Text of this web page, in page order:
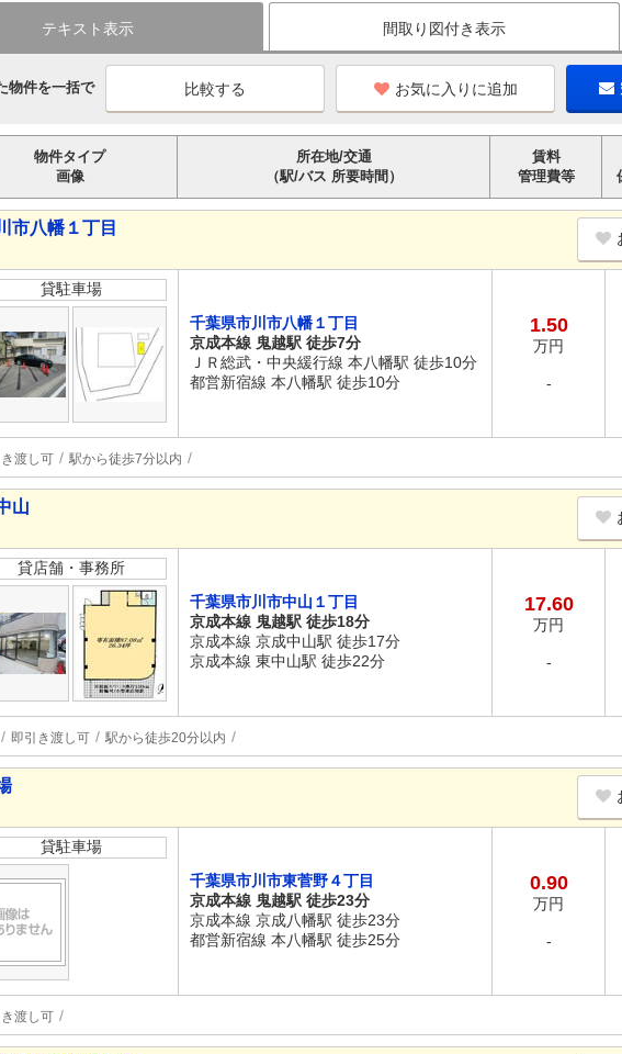
テキスト表示 間取り図付き表示
物件を一括で お気に入りに追加
物件タイプ
画像
所在地/交通
（駅/バス 所要時間）
賃料
管理費等
市八幡１丁目
貸駐車場
千葉県市川市八幡１丁目
京成本線 鬼越駅 徒歩7分
ＪＲ総武・中央緩行線 本八幡駅 徒歩10分
都営新宿線 本八幡駅 徒歩10分
1.50
万円
-
渡し可 駅から徒歩7分以内
山
貸店舗・事務所
千葉県市川市中山１丁目
京成本線 鬼越駅 徒歩18分
京成本線 京成中山駅 徒歩17分
京成本線 東中山駅 徒歩22分
17.60
万円
-
即引き渡し可 駅から徒歩20分以内
貸駐車場
千葉県市川市東菅野４丁目
京成本線 鬼越駅 徒歩23分
京成本線 京成八幡駅 徒歩23分
都営新宿線 本八幡駅 徒歩25分
0.90
万円
-
渡し可